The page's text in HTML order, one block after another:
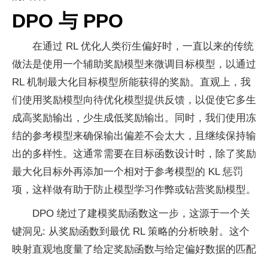
DPO 与 PPO
在通过 RL 优化人类衍生偏好时，一直以来的传统
做法是使用一个辅助奖励模型来微调目标模型，以通过
RL 机制最大化目标模型所能获得的奖励。直观上，我
们使用奖励模型向待优化模型提供反馈，以促使它多生
成高奖励输出，少生成低奖励输出。同时，我们使用冻
结的参考模型来确保输出偏差不会太大，且继续保持输
出的多样性。这通常需要在目标函数设计时，除了奖励
最大化目标外再添加一个相对于参考模型的 KL 惩罚
项，这样做有助于防止模型学习作弊或钻营奖励模型。
DPO 绕过了建模奖励函数这一步，这源于一个关
键洞见: 从奖励函数到最优 RL 策略的分析映射。这个
映射直观地度量了给定奖励函数与给定偏好数据的匹配